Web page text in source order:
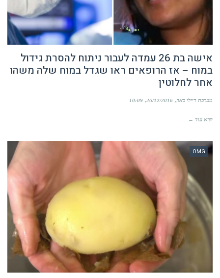
אישה בת 26 עמדה לעבור ניתוח להסרת גידול
במוח – אז הרופאים ראו שגדל במוח שלה משהו
אחר לחלוטין
מערכת דיילי באזז 26/12/2016
10:09
קרא עוד ←
OMG